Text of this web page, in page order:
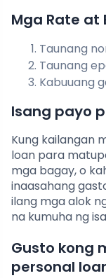
Mga Rate at
Taunang
Taunang
Kabuuang
Isang payo
Kung kailangan
loan para
mga bagay, o
inaasahang
ilang mga alok
na kumuha ng
Gusto kong
personal